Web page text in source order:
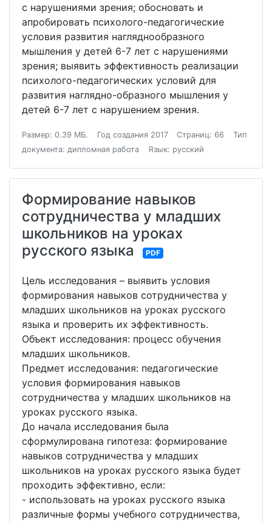
с нарушениями зрения; обосновать и
апробировать психолого-педагогические
условия развития нагляднообразного
мышления у детей 6-7 лет с нарушениями
зрения; выявить эффективность реализации
психолого-педагогических условий для
развития наглядно-образного мышления у
детей 6-7 лет с нарушением зрения.
Размер: 0.39 МБ. Год создания 2017 Страниц: 66
Тип
документа: дипломная работа
Язык: русский
Формирование навыков
сотрудничества у младших
школьников на уроках
русского языка
PDF
Цель исследования – выявить условия
формирования навыков сотрудничества у
младших школьников на уроках русского
языка и проверить их эффективность.
Объект исследования: процесс обучения
младших школьников.
Предмет исследования: педагогические
условия формирования навыков
сотрудничества у младших школьников на
уроках русского языка.
До начала исследования была
сформулирована гипотеза: формирование
навыков сотрудничества у младших
школьников на уроках русского языка будет
проходить эффективно, если:
- использовать на уроках русского языка
различные формы учебного сотрудничества,